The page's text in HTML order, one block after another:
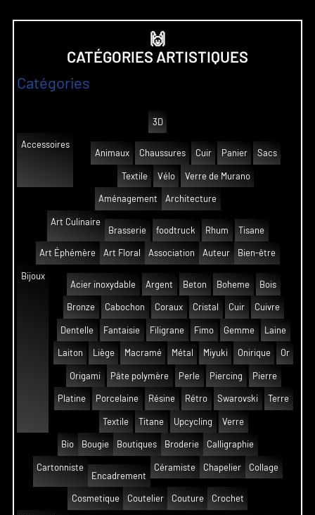
🙌
CATÉGORIES ARTISTIQUES
Catégories
3D
Accessoires
Animaux
Chaussures Cuir Panier Sacs
Textile Vélo Verre de Murano
Aménagement Architecture
Art Culinaire
Brasserie
foodtruck Rhum Tisane
Art Éphémère Art Floral Association Auteur Bien-être
Bijoux
Acier inoxydable
Argent Beton Boheme Bois
Bronze Cabochon Coraux Cristal Cuir Cuivre
Dentelle Fantaisie Filigrane Fimo Gemme Laine
Laiton Liège Macramé Métal Miyuki Onirique Or
Origami Pâte polymère Perle Piercing Pierre
Platine Porcelaine Résine Rétro Swarovski Terre
Textile Titane Upcycling Verre
Bio Bougie Boutiques Broderie Calligraphie
Cartonniste
Encadrement
Céramiste Chapelier Collage
Cosmetique Coutelier Couture Crochet